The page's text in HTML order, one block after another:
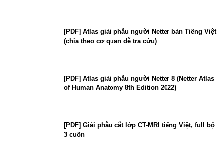
[PDF] Atlas giải phẫu người Netter bản Tiếng Việt
(chia theo cơ quan dễ tra cứu)
[PDF] Atlas giải phẫu người Netter 8 (Netter Atlas
of Human Anatomy 8th Edition 2022)
[PDF] Giải phẫu cắt lớp CT-MRI tiếng Việt, full bộ
3 cuốn